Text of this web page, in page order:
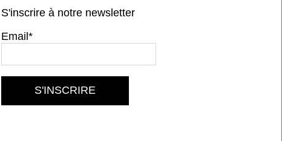
S'inscrire à notre newsletter
Email*